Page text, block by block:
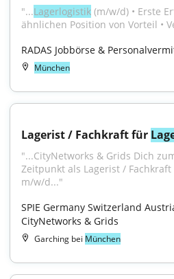
"...Lagerlogistik (m/w/d) • Erste
ähnlichen Position von Vorteil •
RADAS Jobbörse &
München
Lagerist / Fachkraft für
"...CityNetworks & Grids Dich
Zeitpunkt als Lagerist /
m/w/d..."
SPIE Germany Switzerland
CityNetworks & Grids
Garching bei München